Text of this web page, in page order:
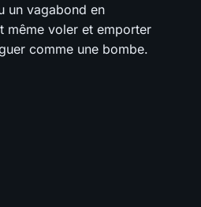
un vagabond en
même voler et emporter
comme une bombe.